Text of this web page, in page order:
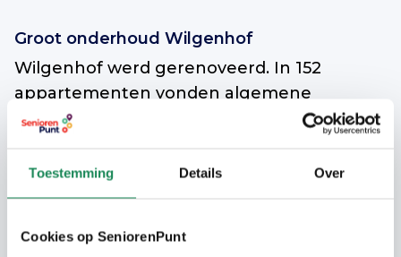
Toestemming Details Over
Cookies op SeniorenPunt
Groot onderhoud Wilgenhof
Wilgenhof werd gerenoveerd. In 152
appartementen vonden algemene
renovatiewerkzaamheden plaats. Ook werd
badkamer vervangen. Op
www.wooninc.nl/wilgenhof
onderhoud..